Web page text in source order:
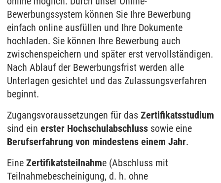
Bewerbungssystem können Sie Ihre Bewerbung
einfach online ausfüllen und Ihre Dokumente
hochladen. Sie können Ihre Bewerbung auch
zwischenspeichern und später erst vervollständigen.
Nach Ablauf der Bewerbungsfrist werden alle
Unterlagen gesichtet und das Zulassungsverfahren
beginnt.
Zugangsvoraussetzungen für das Zertifikatsstudium
sind ein erster Hochschulabschluss sowie eine
Berufserfahrung von mindestens einem Jahr.
Eine Zertifikatsteilnahme (Abschluss mit
Teilnahmebescheinigung, d. h. ohne